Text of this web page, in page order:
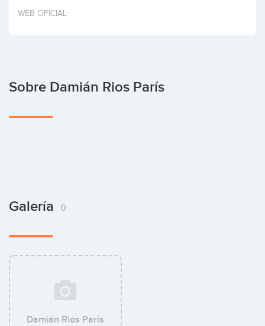
Invertir
WEB OFICIAL
Sobre Damián Rios París
Galería 0
Damián Rios París